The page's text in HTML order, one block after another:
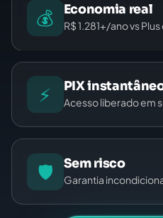
💰 Economia real
R$ 1.281+/ano vs
⚡ PIX
Acesso liberado em
🛡️ Sem risco
Garantia